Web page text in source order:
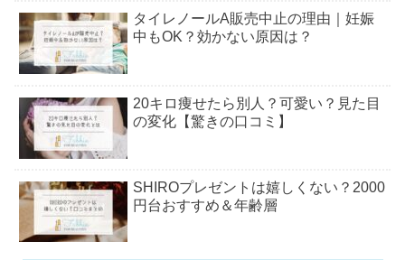
タイレノールA販売中止の理由｜妊娠
中もOK？効かない原因は？
20キロ痩せたら別人？可愛い？見た目
の変化【驚きの口コミ】
SHIROプレゼントは嬉しくない？2000
円台おすすめ＆年齢層